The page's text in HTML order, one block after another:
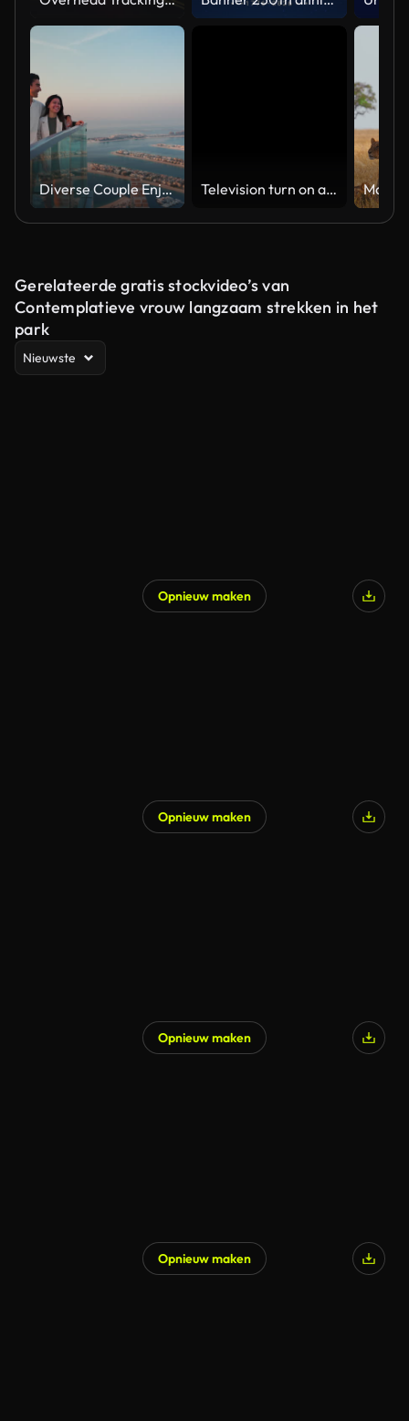
Diverse Couple Enjoying Sunset Views from High Rise Sky Deck Overlooking Palm Jumeirah Television turn on and off. Switch on tv effect, switch off tv effect. Turn on Lcd TV effect, turn off TV effect . Led Tv on and off on black background
Gerelateerde gratis stockvideo’s van
Contemplatieve vrouw langzaam strekken in het
park
Nieuwste
Opnieuw maken
Opnieuw maken
Opnieuw maken
Opnieuw maken